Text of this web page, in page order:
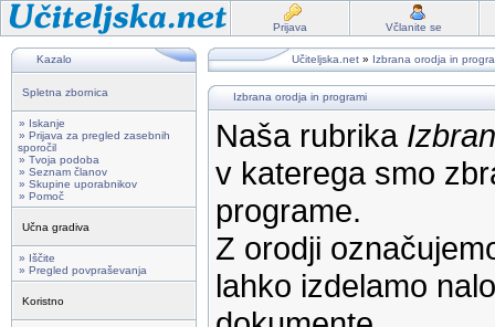
Prijava Včlanite se
Kazalo
Spletna zbornica
» Iskanje
» Prijava za pregled zasebnih
sporočil
» Tvoja podoba
» Seznam članov
» Skupine uporabnikov
» Pomoč
Učna gradiva
» Iščite
» Pregled povpraševanja
Koristno
Učiteljska.net » Izbrana orodja in
Izbrana orodja in programi
Naša rubrika
v katerega smo
programe.
Z orodji
lahko izdelamo